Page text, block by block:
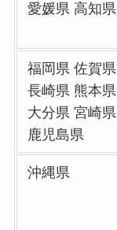
愛媛県 高知県
福岡県 佐賀県
長崎県 熊本県
大分県 宮崎県
鹿児島県
沖縄県